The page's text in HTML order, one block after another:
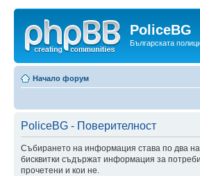
PoliceBG
Българската
Начало форум
PoliceBG - Поверителност
Събирането на информация става по два
бисквитки съдържат информация за
прочетени и кои не.